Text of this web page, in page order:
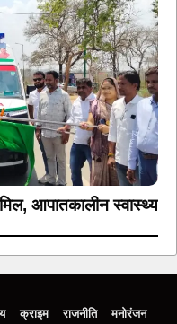
आपातकालीन स्वास्थ्य
क्राइम राजनीति
मनोरंजन